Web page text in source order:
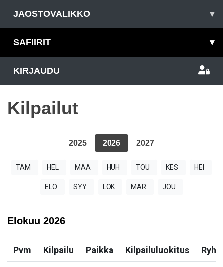
JAOSTOVALIKKO ▾
SAFIIRIT ▾
KIRJAUDU
Kilpailut
2025 2026 2027
TAM HEL MAA HUH TOU KES HEI
ELO SYY LOK MAR JOU
Elokuu 2026
Pvm Kilpailu Paikka Kilpailuluokitus